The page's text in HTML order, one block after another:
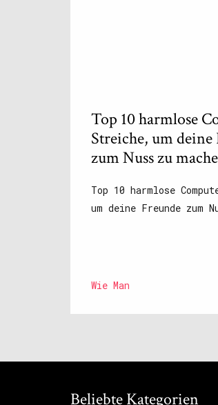
Top 10 harmlose
Streiche, um deine
zum Nuss zu
Top 10 harmlose
um deine Freunde zum
Wie Man
Beliebte Kategorien